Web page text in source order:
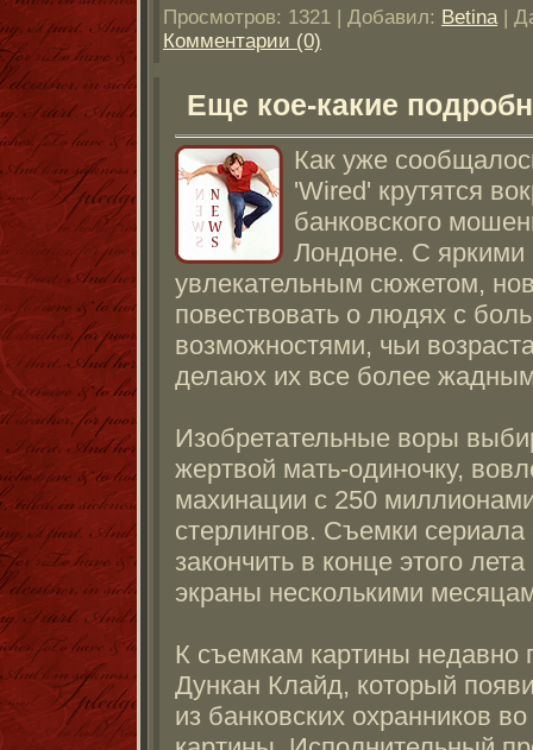
Просмотров: 1321 | Добавил: Betina |
Комментарии (0)
Еще кое-какие
Как уже
'Wired' крутятся
банковского
Лондоне. С
увлекательным сюжетом,
повествовать о людях с
возможностями, чьи
делаюх их все более
Изобретательные воры
жертвой мать-одиночку,
махинации с 250
стерлингов. Съемки
закончить в конце этого
экраны несколькими
К съемкам картины недавно
Дункан Клайд, который
из банковских охранников